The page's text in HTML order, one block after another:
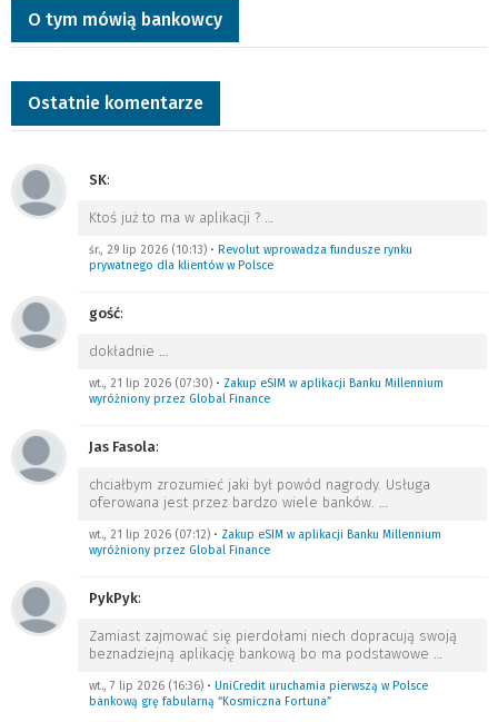
O tym mówią bankowcy
Ostatnie komentarze
SK:
Ktoś już to ma w aplikacji ? …
śr., 29 lip 2026 (10:13) • Revolut wprowadza fundusze rynku
prywatnego dla klientów w Polsce
gość:
dokładnie …
wt., 21 lip 2026 (07:30) • Zakup eSIM w aplikacji Banku Millennium
wyróżniony przez Global Finance
Jas Fasola:
chciałbym zrozumieć jaki był powód nagrody. Usługa
oferowana jest przez bardzo wiele banków. …
wt., 21 lip 2026 (07:12) • Zakup eSIM w aplikacji Banku Millennium
wyróżniony przez Global Finance
PykPyk:
Zamiast zajmować się pierdołami niech dopracują swoją
beznadziejną aplikację bankową bo ma podstawowe …
wt., 7 lip 2026 (16:36) • UniCredit uruchamia pierwszą w Polsce
bankową grę fabularną “Kosmiczna Fortuna”